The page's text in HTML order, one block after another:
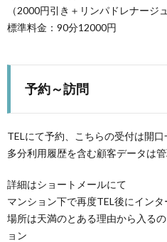
（2000円引き＋リンパドレナージ
標準料金：90分12000円
予約～訪問
TELにて予約、こちらの受付は開
多分利用履歴を含む顧客データは
詳細はショートメールにて
マンション下で再度TEL後にイン
場所は天満のとある理由から入る
ョン